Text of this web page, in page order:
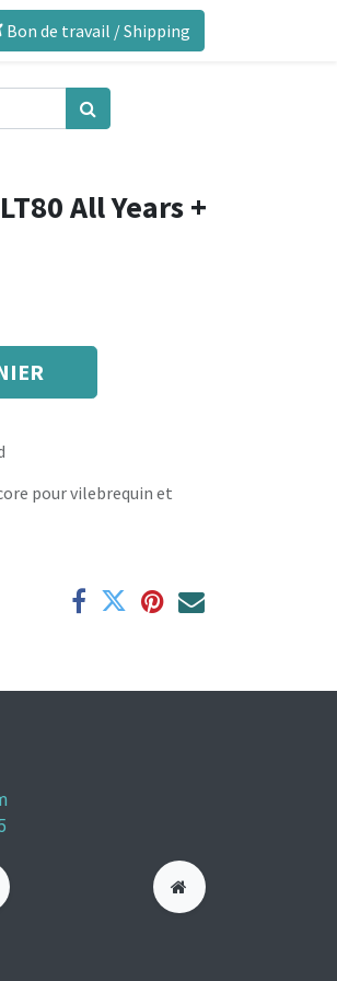
Bon de travail / Shipping
All Years +
pour vilebrequin et